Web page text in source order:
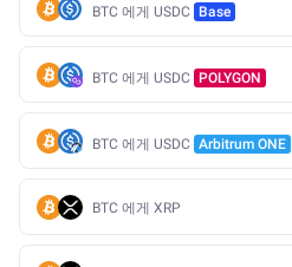
BTC 에게 USDC Base
BTC 에게 USDC POLYGON
BTC 에게 USDC Arbitrum ONE
BTC 에게 XRP